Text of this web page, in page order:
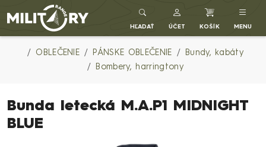
Army shop MILITARY RANGE SK
HĽADAŤ ÚČET KOŠÍK MENU
OBLEČENIE PÁNSKE OBLEČENIE
Bundy, kabáty
Bombery, harringtony
Bunda letecká M.A.P1 MIDNIGHT
BLUE